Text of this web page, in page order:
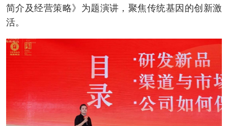
简介及经营策略》为题演讲，聚焦传统基因的创新激
活。